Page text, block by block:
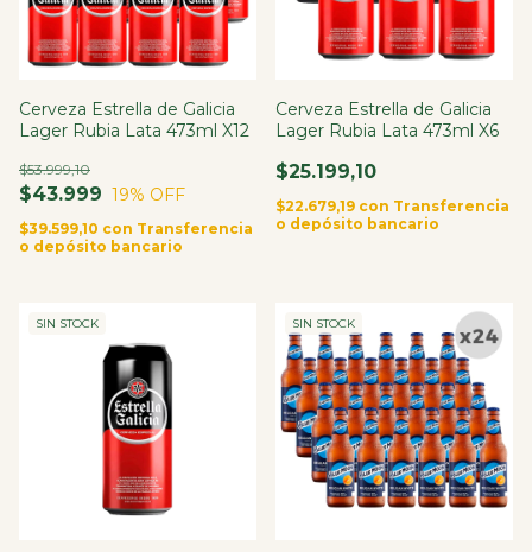
Cerveza Estrella de Galicia
Lager Rubia Lata 473ml X12
$43.999
$53.999,10
19% OFF
$39.599,10 con Transferencia
o depósito bancario
Cerveza Estrella de Galicia
Lager Rubia Lata 473ml X6
$25.199,10
$22.679,19 con Transferencia
o depósito bancario
SIN STOCK SIN STOCK